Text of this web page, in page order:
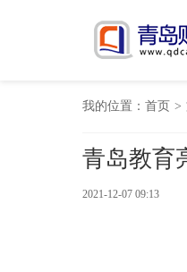
我的位置： 首页 >
青岛教育
2021-12-07 09:13